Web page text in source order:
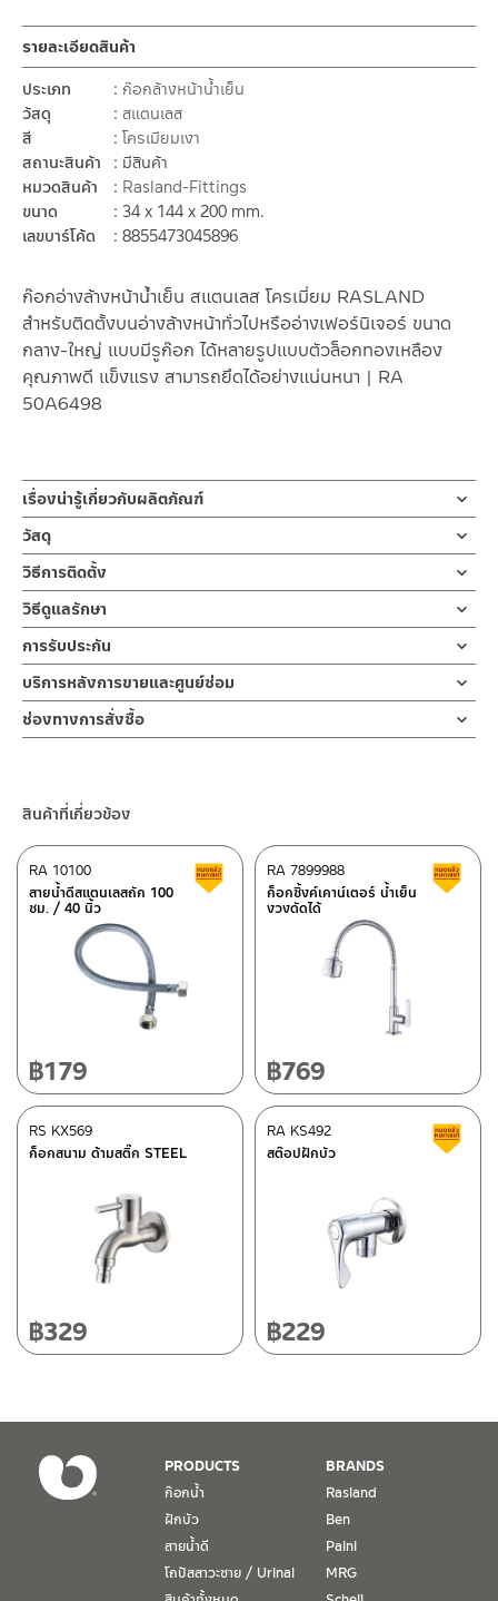
ก๊อกอ่างล้างหน้าน้ำเย็น สแตนเลส โครเมี่ยม RASLAND
สำหรับติดตั้งบนอ่างล้างหน้าทั่วไปหรืออ่างเฟอร์นิเจอร์ ขนาด
กลาง-ใหญ่ แบบมีรูก๊อก ได้หลายรูปแบบตัวล็อกทองเหลือง
คุณภาพดี แข็งแรง สามารถยึดได้อย่างแน่นหนา | RA
50A6498
รายละเอียดสินค้า
ประเภท
ก๊อกล้างหน้าน้ำเย็น
วัสดุ
สแตนเลส
สี
โครเมียมเงา
สถานะสินค้า
มีสินค้า
หมวดสินค้า
Rasland-Fittings
ขนาด
34 x 144 x 200 mm.
เลขบาร์โค้ด
8855473045896
เรื่องน่ารู้เกี่ยวกับผลิตภัณฑ์
ก๊อกน้ำ ก๊อกน้ำอ่างล้างหน้า ก๊อกอ่างล้างมือ น้ำเย็น ผลิตจากสแตน
เลส เกรด 304 ชุบโครเมี่ยม ก้านเปิด-ปิดหัวแฉกแบบหมุน ตัวล็อกใต้
ก๊อกเป็นเกลียวทองเหลืองคุณภาพดี รับประกันวาล์วน้ำไม่รั่วซึม 10 ปี
ก๊อกน้ำล้างหน้า ก๊อกน้ำล้างมือแบบน้ำเย็น ผลิตจากสแตนเลส เกรด 304
ชุบสีโครเมี่ยม ทนทานแข็งแรง ต้านการกัดกร่อนสูง และไม่ขึ้นสนิม ตัว
ก๊อกออกแบบให้ปากก๊อกทำองศาการปล่อยน้ำได้อย่างเหมาะสม สะดวก
ต่อการชำระล้าง อีกทั้งยังใช้งานง่ายด้วยมือจับ เปิด-ปิด หัวแฉกแบบ
หมุน การติดตั้งก็ง่ายด้วยตัวล็อกฐานก๊อกทองเหลืองที่แข็งแรงทนทาน
ใช้เพียงมือหมุนล็อค เพื่อเป็นการยืนยันความคงทนของวาล์วน้ำ จึงกล้า
วัสดุ
ก๊อกน้ำ
ผลิตจาก สแตนเลสเกรด 304
วิธีการติดตั้ง
ข้อแนะนำในการติดตั้ง
ฝักบัว และ ชุดสายฉีดชำระ
สำหรับการติดตั้งใหม่ ให้ไล่ฝุ่น เศษทราย เศษท่อ ออกจากท่อน้ำก่อนติด
ตั้งสินค้า โดยปล่อยน้ำให้ไหลออกจากท่อนาน 1 นาที เพื่อให้แรงน้ำพัด
พาเศษละอองต่างๆ ออกจากท่อน้ำ มิเช่นนั้นสิ่งสกปรกจะเข้าไปภายใน
สินค้าและสร้างความเสียหายได้ หากตรวจพบเศษละอองต่างๆในสินค้า
จะไม่อยู่ในเงื่อนไขการรับประกัน
วิธีดูแลรักษา
คำแนะนำในการดูแลรักษาผลิตภัณฑ์
1. ไม่ทำสินค้าให้เกิดความเสียหายอื่น ๆ นอกจากการใช้งานปกติ เช่นไม่
ทำตก ไม่งัดหรือโยกสินค้าแรงๆ
2. ทำความสะอาดสินค้าโดยการใช้ผ้านุ่มๆชุบน้ำหมาดๆแล้วเช็ดให้แห้ง
3. ห้ามใช้สารเคมีที่มีฤทธิ์เป็นกรด ในการทำความสะอาด เนื่องจากผิว
บนตัวสินค้า ซึ่งจะสร้างความเสียหายให้เกิดขึ้นกับผิวของสินค้าได้
การรับประกัน
รับประกันไส้วาล์ว ไม่รั่วซึม 10 ปี
บริการหลังการขายและศูนย์ซ่อม
ช่องทางออนไลน์
– Email: contact@charnpaiboon.com
ศูนย์บริการและอะไหล่ กรุงเทพฯ
662/61-62 ถนน พระราม3 แขวงบางโพงพาง เขตยานนาวา กรุงเทพฯ
โทร: 02-358-0080 / 080-075-8668 / 091-545-0556
ศูนย์บริการและอะไหล่
โทร: 080-075-2626
วันจันทร์ – วันศุกร์ เวลา 8:30-17:30 น.
วันเสาร์ เวลา 8:30-15:00 น.
1. การรับประกัน จะต้องมีหลักฐานการซื้อ หรือ ใบเสร็จ โดยทางบริษัทฯ
ขอตรวจสอบโดยนับวันซื้อขายเป็นสำคัญ ทางบริษัทฯ ไม่สามารถให้
เงื่อนไขการรับประกันสินค้าได้ หากไม่มีเอกสารดังกล่าว
2. การรับประกันสินค้า จะรับประกันฉพาะสินค้าที่อยู่ในสภาพการใช้งาน
ช่องทางการสั่งซื้อ
– Shopee
–Lazada
–ซื้อสินค้าชิ้นนี้บน Shopee>> คลิกที่นี่<<
–ซื้อสินค้าชิ้นนี้บน Lazada คลิกที่นี่<<
ติดต่อพนักงานขาย / Contact Sales Staff
โทร: 02-285-5795
@charnpaiboon.sales
ติดต่อ ชาญไพบูลย์ / Contact Us
สินค้าที่เกี่ยวข้อง
สายน้ำดีสแตนเลสถัก 100
ซม. / 40 นิ้ว
RA 10100 สินค้าลดราคา เคลียร์สต็อก
฿179
ก็อกซิ้งค์เคาน์เตอร์ น้ำเย็น
งวงดัดได้
RA 7899988
฿769
ก็อกสนาม ด้ามสติ๊ก STEEL
RS KX569
฿329
สต๊อปฝักบัว
RA KS492
฿229
PRODUCTS
ก๊อกน้ำ
ฝักบัว
สายน้ำดี
โถปัสสาวะชาย / Urinal
BRANDS
Rasland
Ben
Paini
MRG